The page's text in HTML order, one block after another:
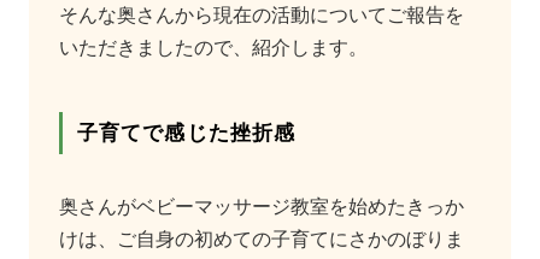
そんな奥さんから現在の活動についてご報告を
いただきましたので、紹介します。
子育てで感じた挫折感
奥さんがベビーマッサージ教室を始めたきっか
けは、ご自身の初めての子育てにさかのぼりま